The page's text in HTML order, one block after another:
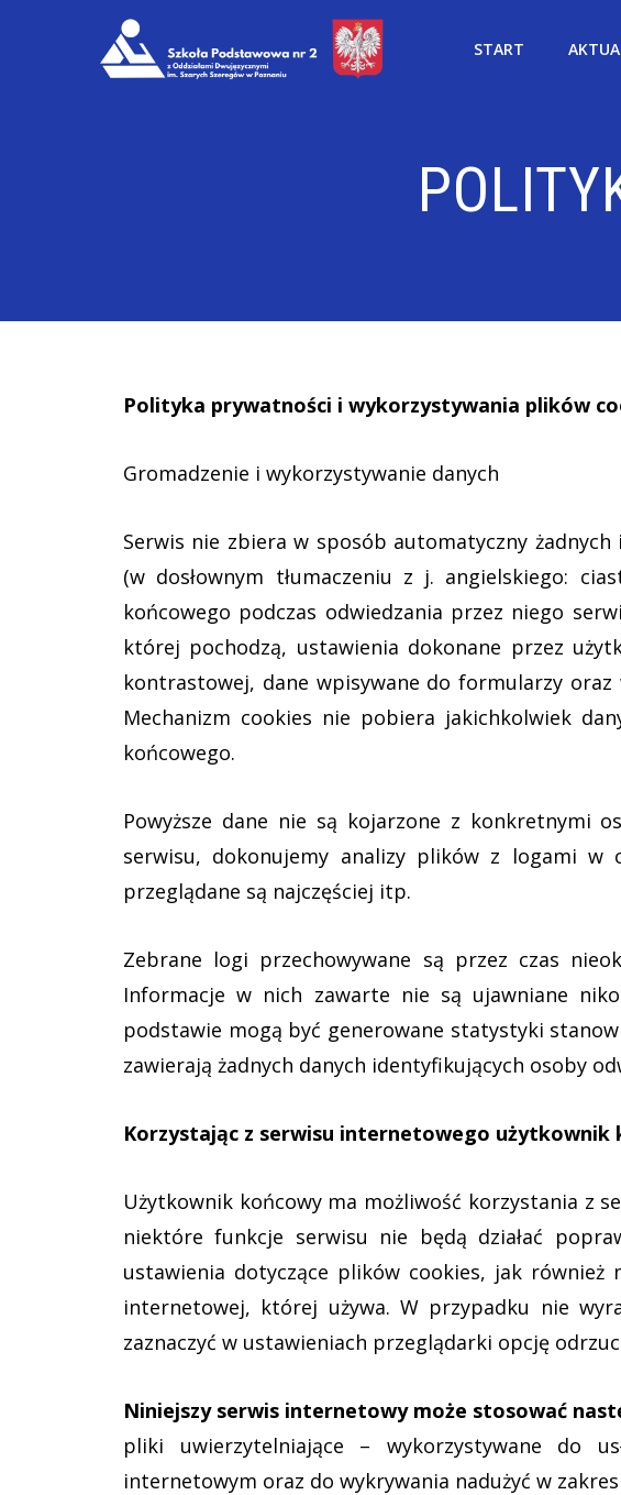
START
Polityka prywatności i wykorzystywania plików
Gromadzenie i wykorzystywanie danych
Serwis nie zbiera w sposób automatyczny
(w dosłownym tłumaczeniu z j. angielskiego:
końcowego podczas odwiedzania przez niego
której pochodzą, ustawienia dokonane przez
kontrastowej, dane wpisywane do formularzy
Mechanizm cookies nie pobiera jakichkolwiek
końcowego.
Powyższe dane nie są kojarzone z konkretnymi
serwisu, dokonujemy analizy plików z logami
przeglądane są najczęściej itp.
Zebrane logi przechowywane są przez czas
Informacje w nich zawarte nie są ujawniane
podstawie mogą być generowane statystyki
zawierają żadnych danych identyfikujących osoby
Korzystając z serwisu internetowego
Użytkownik końcowy ma możliwość korzystania z
niektóre funkcje serwisu nie będą działać
ustawienia dotyczące plików cookies, jak
internetowej, której używa. W przypadku nie
zaznaczyć w ustawieniach przeglądarki opcję
Niniejszy serwis internetowy może stosować
pliki uwierzytelniające – wykorzystywane do
internetowym oraz do wykrywania nadużyć w